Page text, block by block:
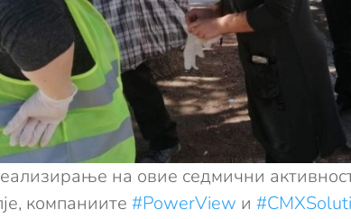
на овие седмични
компаниите#PowerView и